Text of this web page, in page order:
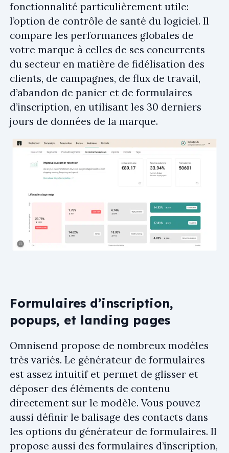
fonctionnalité particulièrement utile:
l’option de contrôle de santé du logiciel. Il
compare les performances globales de
votre marque à celles de ses concurrents
du secteur en matière de fidélisation des
clients, de campagnes, de flux de travail,
d’abandon de panier et de formulaires
d’inscription, en utilisant les 30 derniers
jours de données de la marque.
Formulaires d’inscription,
popups, et landing pages
Omnisend propose de nombreux modèles
très variés. Le générateur de formulaires
est assez intuitif et permet de glisser et
déposer des éléments de contenu
directement sur le modèle. Vous pouvez
aussi définir le balisage des contacts dans
les options du générateur de formulaires. Il
propose aussi des formulaires d’inscription,